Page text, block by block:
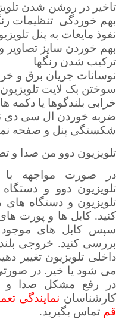
تاخیر در روشن شدن
بهم خوردگی تنظیمات
نفوذ مایعات به پنل
بهم خوردن سایز تصاویر
ترکیب شدن رنگها
نوسانات جریان برق و
سوختن بک لایت
خرابی بلندگوها یا دکمه
ضربه خوردن ال سی دی
شکستگی پنل و صفحه
تلویزیون دوو من صدا و
در صورت مواجهه
تلویزیون دوو و
تلویزیون و دستگاه
کنید. کابل ها و پورت
سپس کابل های موجود
بررسی کنید. خروجی
داخلی تلویزیون تغییر
می شود یا خیر. در
در رفع مشکل صدا و
کارشناسان نمایندگی
قم تماس بگیرید.